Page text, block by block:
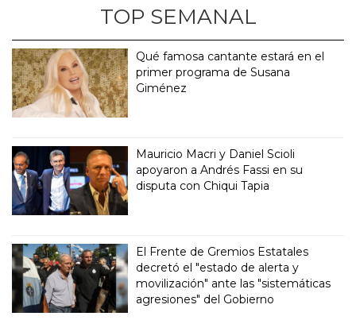
TOP SEMANAL
Qué famosa cantante estará en el
primer programa de Susana
Giménez
Mauricio Macri y Daniel Scioli
apoyaron a Andrés Fassi en su
disputa con Chiqui Tapia
El Frente de Gremios Estatales
decretó el "estado de alerta y
movilización" ante las "sistemáticas
agresiones" del Gobierno